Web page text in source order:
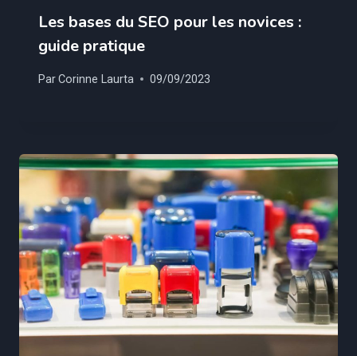
Les bases du SEO pour les novices :
guide pratique
ParCorinne Laurta 09/09/2023